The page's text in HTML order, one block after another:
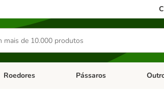
Abrir menu de categoria: Antiparasitários
Roedores Abrir menu de categoria:
Pássaros Abrir